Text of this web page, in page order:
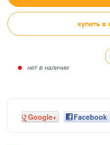
купить в
● нет в наличии
Google+ Facebook